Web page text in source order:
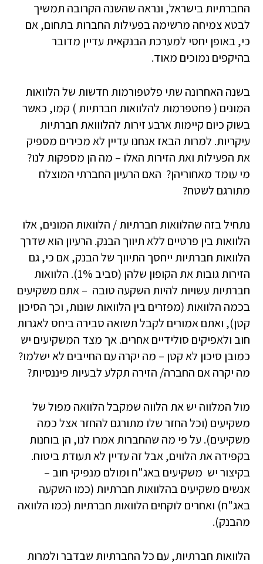
החברתיות בישראל, ונראה שהשנה הקרובה תמשיך
לבטא צמיחה מרשימה בפעילות החברות בתחום, אם
כי, באופן יחסי למערכת הבנקאית עדיין מדובר
בהיקפים נמוכים מאוד.
בשנה האחרונה שתי פלטפורמות חדשות של הלוואות
המונים ( פחטפרמות להלוואות חברתיות ) קמו, כאשר
בשוק כיום קיימות ארבע זירות להלווואת חברתיות
עיקריות. למרות הבאז אנחנו עדיין לא מכירים מספיק
את הפעילות ואת הזירות האלו – מה הן מספקות לנו?
מי עומד מאחוריהן? האם הרעיון החברתי המוצלח
מתורגם לשטח?
נתחיל בזה שהלוואות חברתיות / הלוואות המונים, אלו
הלוואות בין פרטיים ללא תיווך הבנק. הרעיון הוא שדרך
הלוואות חברתיות ייחסך התיווך של הבנק, אם כי, גם
הזירות גובות את הקופון שלהן (סביב 1%). הלוואות
חברתיות עשויות להיות השקעה טובה – אתם משקיעים
בכמה הלוואות (מפזרים בין הלוואות שונות, וכך הסיכון
קטן), ואתם אמורים לקבל תשואה סבירה ביחס לאגרות
חוב ולאפיקים סולידיים אחרים. אך מצד המשקיעים יש
כמובן סיכון לא קטן – מה יקרה עם החייבים לא ישלמו?
מה יקרה אם החברה/ הזירה תקלע לבעיות פיננסיות?
מול המלווה יש את הלווה שמקבל הלוואה מפול של
משקיעים (וכל החזר שלו מתורגם להחזר אצל כמה
משקיעים). על פי מה שהחברות אמרו לנו, הן בוחנות
בקפידה את הלווים, אבל זה עדיין לא תעודת ביטוח.
בקיצור יש משקיעים באג"ח ומולם מנפיקי חוב –
אנשים משקיעים בהלוואות חברתיות (כמו השקעה
באג"ח) ואחרים לוקחים הלוואות חברתיות (כמו הלוואה
מהבנק).
הלוואות חברתיות, עם כל החברתיות שבדבר ולמרות